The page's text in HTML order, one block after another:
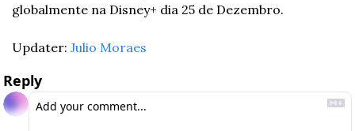
globalmente na Disney+ dia 25 de Dezembro.
Updater: Julio Moraes
Reply